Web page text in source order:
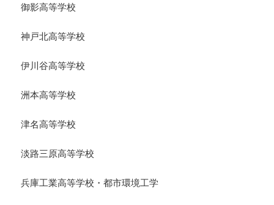
御影高等学校
神戸北高等学校
伊川谷高等学校
洲本高等学校
津名高等学校
淡路三原高等学校
兵庫工業高等学校・都市環境工学